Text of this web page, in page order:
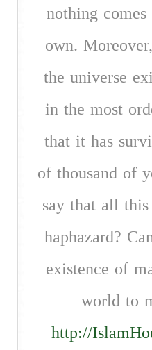
nothing
own.
the universe
in the most
that it has
of thousand of
say that all
haphazard?
existence of
world to
http://